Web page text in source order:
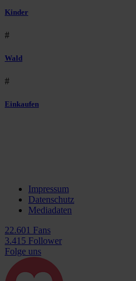
Kinder
#
Wald
#
Einkaufen
Impressum
Datenschutz
Mediadaten
22.601 Fans
3.415 Follower
Folge uns